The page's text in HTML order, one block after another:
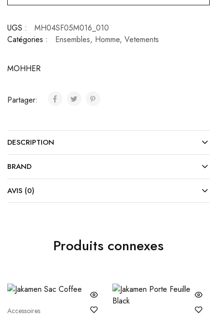
UGS :
MH04SF05M016_010
Catégories :
Ensembles, Homme, Vetements
MOHHER
Partager:
DESCRIPTION
BRAND
AVIS (0)
Produits connexes
Accessoires